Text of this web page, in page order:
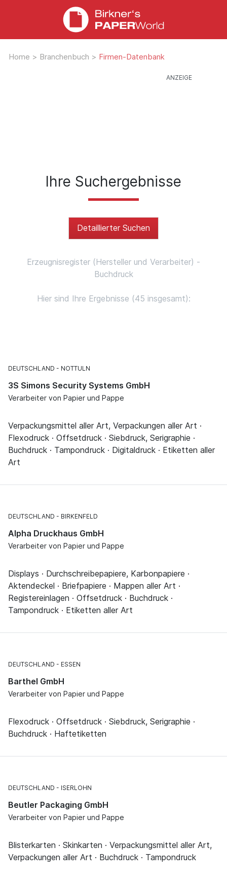
Home > Branchenbuch > Firmen-Datenbank
Ihre Suchergebnisse
Detaillierter Suchen
Erzeugnisregister (Hersteller und Verarbeiter) -
Buchdruck
Hier sind Ihre Ergebnisse (45 insgesamt):
DEUTSCHLAND NOTTULN
3S Simons Security Systems GmbH
Verarbeiter von Papier und Pappe
Verpackungsmittel aller Art, Verpackungen aller Art ·
Flexodruck · Offsetdruck · Siebdruck, Serigraphie ·
Buchdruck · Tampondruck · Digitaldruck · Etiketten aller
Art
DEUTSCHLAND BIRKENFELD
Alpha Druckhaus GmbH
Verarbeiter von Papier und Pappe
Displays · Durchschreibepapiere, Karbonpapiere ·
Aktendeckel · Briefpapiere · Mappen aller Art ·
Registereinlagen · Offsetdruck · Buchdruck ·
Tampondruck · Etiketten aller Art
DEUTSCHLAND ESSEN
Barthel GmbH
Verarbeiter von Papier und Pappe
Flexodruck · Offsetdruck · Siebdruck, Serigraphie ·
Buchdruck · Haftetiketten
DEUTSCHLAND ISERLOHN
Beutler Packaging GmbH
Verarbeiter von Papier und Pappe
Blisterkarten · Skinkarten · Verpackungsmittel aller Art,
Verpackungen aller Art · Buchdruck · Tampondruck